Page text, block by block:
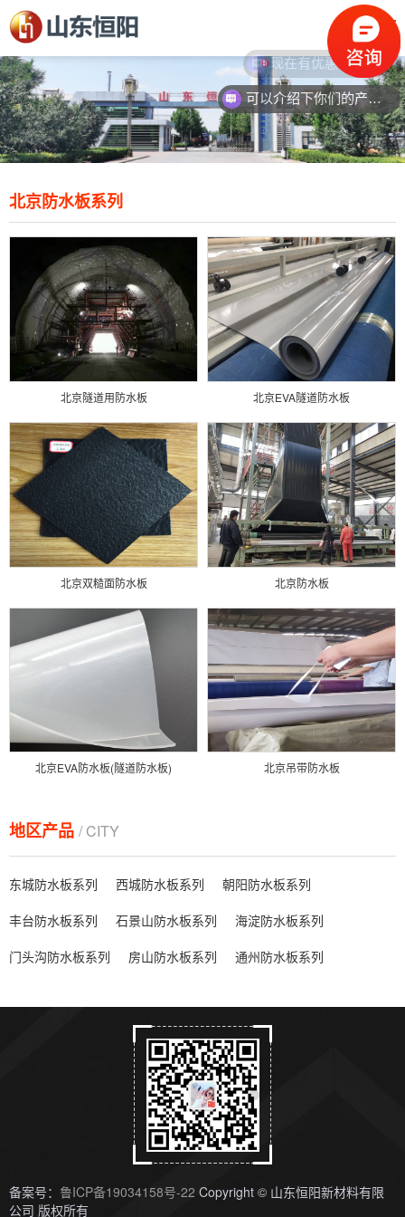
北京防水板系列
北京隧道用防水板 北京EVA隧道防水板
北京双糙面防水板 北京防水板
北京EVA防水板(隧道防水板) 北京吊带防水板
地区产品 / CITY
东城防水板系列 西城防水板系列
朝阳防水板系列
丰台防水板系列
石景山防水板系列
海淀防水板系列
门头沟防水板系列
房山防水板系列 通州防水板系列
备案号： 鲁ICP备19034158号-22 Copyright © 山东恒阳新材料有限
公司 版权所有
现在有优惠活动么？